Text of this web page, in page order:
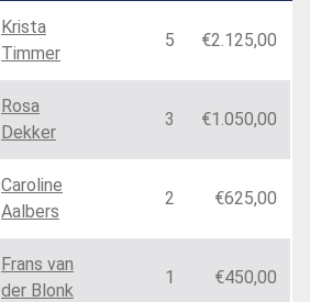
Krista
Timmer
5 €2.125,00
Rosa
Dekker
3 €1.050,00
Caroline
Aalbers
2 €625,00
Frans van
der Blonk
1 €450,00